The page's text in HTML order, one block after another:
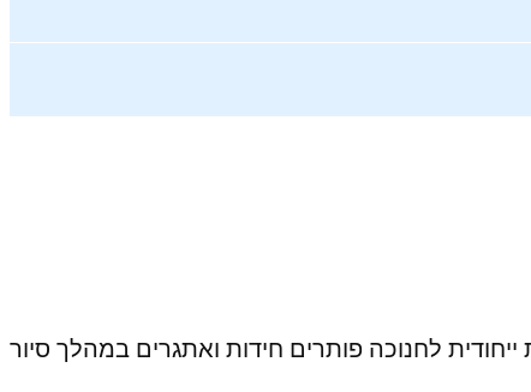
לחנוכה פותרים חידות ואתגרים במהלך סיור